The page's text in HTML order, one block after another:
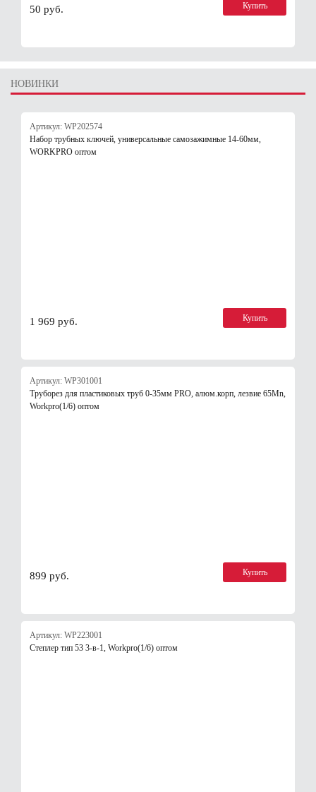
50 руб. Купить
НОВИНКИ
Артикул: WP202574
Набор трубных ключей, универсальные самозажимные 14-60мм,
WORKPRO оптом
1 969 руб. Купить
Артикул: WP301001
Труборез для пластиковых труб 0-35мм PRO, алюм.корп, лезвие 65Mn,
Workpro(1/6) оптом
899 руб. Купить
Артикул: WP223001
Степлер тип 53 3-в-1, Workpro(1/6) оптом